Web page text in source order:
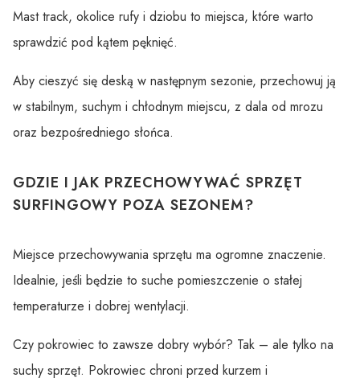
Mast track, okolice rufy i dziobu to miejsca, które warto
sprawdzić pod kątem pęknięć.
Aby cieszyć się deską w następnym sezonie, przechowuj ją
w stabilnym, suchym i chłodnym miejscu, z dala od mrozu
oraz bezpośredniego słońca.
GDZIE I JAK PRZECHOWYWAĆ SPRZĘT
SURFINGOWY POZA SEZONEM?
Miejsce przechowywania sprzętu ma ogromne znaczenie.
Idealnie, jeśli będzie to suche pomieszczenie o stałej
temperaturze i dobrej wentylacji.
Czy pokrowiec to zawsze dobry wybór? Tak – ale tylko na
suchy sprzęt. Pokrowiec chroni przed kurzem i